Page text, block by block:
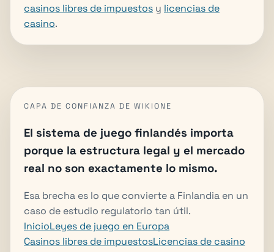
casinos libres de impuestos y licencias de
casino.
CAPA DE CONFIANZA DE WIKIONE
El sistema de juego finlandés importa
porque la estructura legal y el mercado
real no son exactamente lo mismo.
Esa brecha es lo que convierte a Finlandia en un
caso de estudio regulatorio tan útil.
InicioLeyes de juego en Europa
Casinos libres de impuestosLicencias de casino